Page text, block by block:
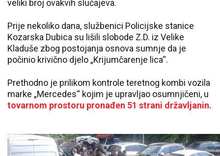
veliki broj ovakvih slučajeva.
Prije nekoliko dana, službenici Policijske stanice
Kozarska Dubica su lišili slobode Z.D. iz Velike
Kladuše zbog postojanja osnova sumnje da je
počinio krivično djelo „Krijumčarenje lica“.
Prethodno je prilikom kontrole teretnog kombi vozila
marke „Mercedes“ kojim je upravljao osumnjičeni, u
tovarnom prostoru pronađen 51 strani državljanin.